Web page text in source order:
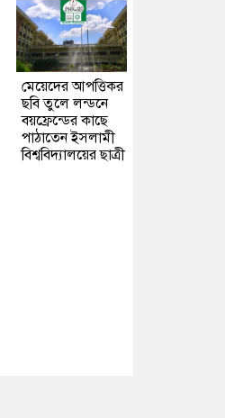
মেয়েদের আপত্তিকর
ছবি তুলে লন্ডনে
বয়ফ্রেন্ডের কাছে
পাঠাতেন ইসলামী
বিশ্ববিদ্যালয়ের ছাত্রী